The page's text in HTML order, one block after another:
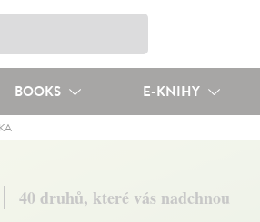
BOOKS E-KNIHY
40 druhů, které vás nadchnou